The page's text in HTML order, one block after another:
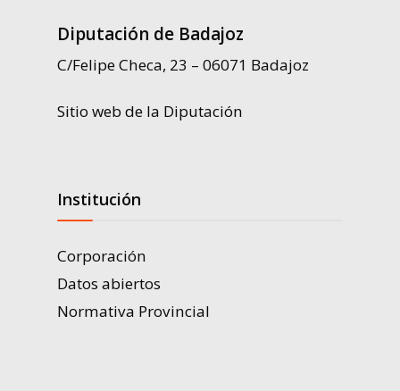
Diputación de Badajoz
C/Felipe Checa, 23 – 06071 Badajoz
Sitio web de la Diputación
Institución
Corporación
Datos abiertos
Normativa Provincial